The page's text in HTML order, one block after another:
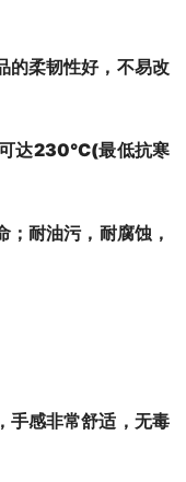
的柔韧性好，不易改
可达230℃(最低抗寒
耐油污，耐腐蚀，
手感非常舒适，无毒